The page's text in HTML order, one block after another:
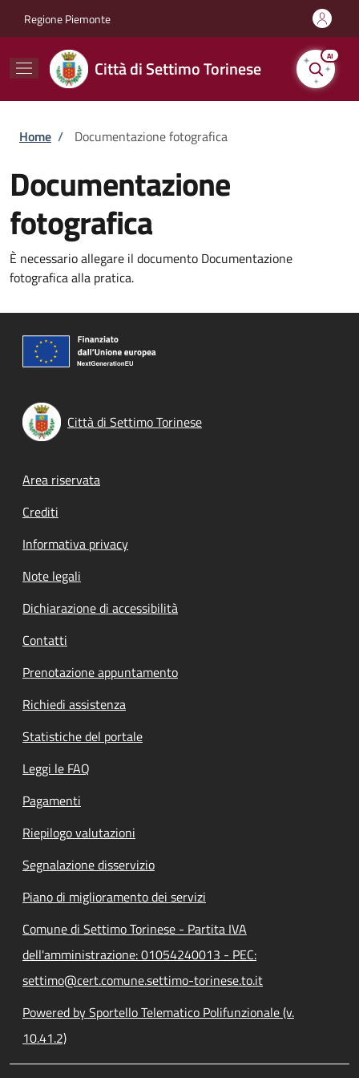
Regione Piemonte
Città di Settimo Torinese
AI
Briciole di pane
Home / Documentazione fotografica
Documentazione
fotografica
È necessario allegare il documento Documentazione
fotografica alla pratica.
Città di Settimo Torinese
Footer menu
Area riservata
Crediti
Informativa privacy
Note legali
Dichiarazione di accessibilità
Contatti
Prenotazione appuntamento
Richiedi assistenza
Statistiche del portale
Leggi le FAQ
Pagamenti
Riepilogo valutazioni
Segnalazione disservizio
Piano di miglioramento dei servizi
Comune di Settimo Torinese - Partita IVA
dell'amministrazione: 01054240013 - PEC:
settimo@cert.comune.settimo-torinese.to.it
Powered by Sportello Telematico Polifunzionale (v.
10.41.2)